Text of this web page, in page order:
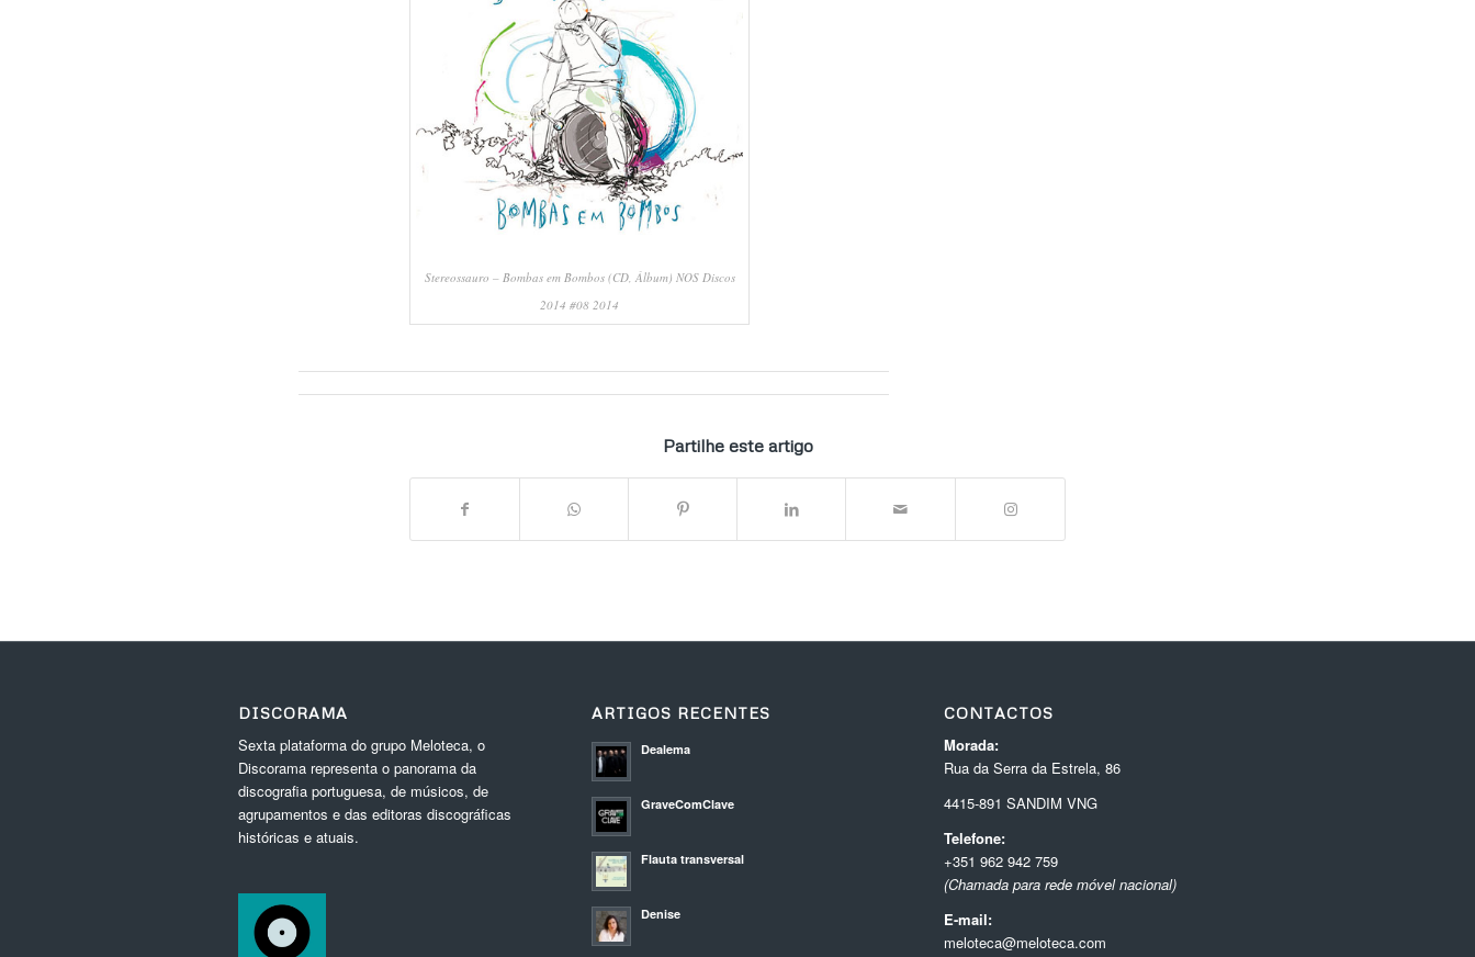
Stereossauro – Bombas em Bombos ‎(CD, Álbum) NOS Discos
2014 #08 2014
Partilhe este artigo
DISCORAMA
Sexta plataforma do grupo Meloteca, o
Discorama representa o panorama da
discografia portuguesa, de músicos, de
agrupamentos e das editoras discográficas
históricas e atuais.
ARTIGOS RECENTES
Dealema
GraveComClave
Flauta transversal
Denise
CONTACTOS
Morada:
Rua da Serra da Estrela, 86
4415-891 SANDIM VNG
Telefone:
+351 962 942 759
(Chamada para rede móvel nacional)
E-mail:
meloteca@meloteca.com